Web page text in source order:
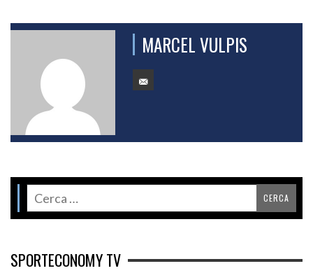
MARCEL VULPIS
SPORTECONOMY TV